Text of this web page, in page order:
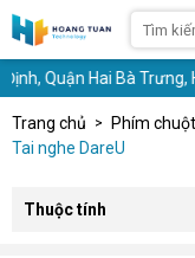
Quận Hai Bà Trưng,
Trang chủ Phím
Tai nghe DareU
Thuộc tính